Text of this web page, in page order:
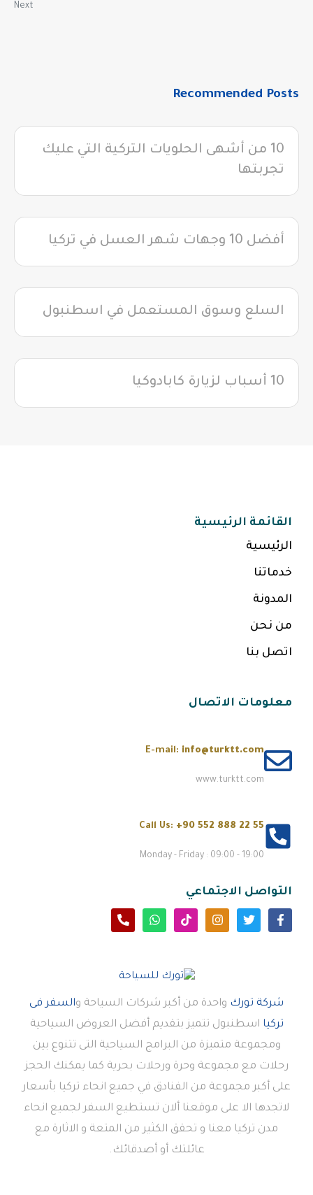
Next
Recommended Posts
10 من أشهى الحلويات التركية التي عليك
تجربتها
أفضل 10 وجهات شهر العسل في تركيا
السلع وسوق المستعمل في اسطنبول
10 أسباب لزيارة كابادوكيا
القائمة الرئيسية
الرئيسية
خدماتنا
المدونة
من نحن
اتصل بنا
معلومات الاتصال
E-mail: info@turktt.com
www.turktt.com
Call Us: +90 552 888 22 55
Monday - Friday : 09:00 - 19:00
التواصل الاجتماعي
شركة تورك واحدة من أكبر شركات السياحة والسفر فى
تركيا اسطنبول تتميز بتقديم أفضل العروض السياحية
ومجموعة متميزة من البرامج السياحية التى تتنوع بين
رحلات مع مجموعة وحرة ورحلات بحرية كما يمكنك الحجز
على أكبر مجموعة من الفنادق في جميع انحاء تركيا بأسعار
لاتجدها الا على موقعنا ألان تستطيع السفر لجميع انحاء
مدن تركيا معنا و تحقق الكثير من المتعة و الاثارة مع
عائلتك أو أصدقائك.